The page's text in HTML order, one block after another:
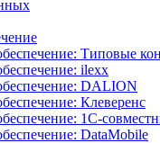
Типовые
ilexx
DALION
Клеверенс
1С-
DataMobile